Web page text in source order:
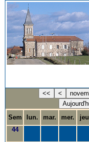
<< <
Sem
lun. mar. mer.
44